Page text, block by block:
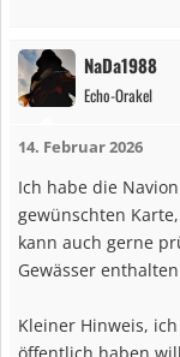
NaDa1988
Echo-Orakel
14. Februar 2026
Ich habe die
gewünschten
kann auch gerne
Gewässer
Kleiner Hinweis,